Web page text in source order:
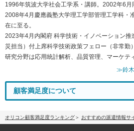
1996年筑波大学社会工学系・講師。2002年6月
2008年4月慶應義塾大学理工学部管理工学科・
在に至る。
2023年4月内閣府 科学技術・イノベーション
災担当）付上席科学技術政策フェロー（非常勤）
研究分野は応用統計解析、品質管理、マーケテ
≫鈴木
顧客満足度について
オリコン顧客満足度ランキング おすすめの派遣情報サ